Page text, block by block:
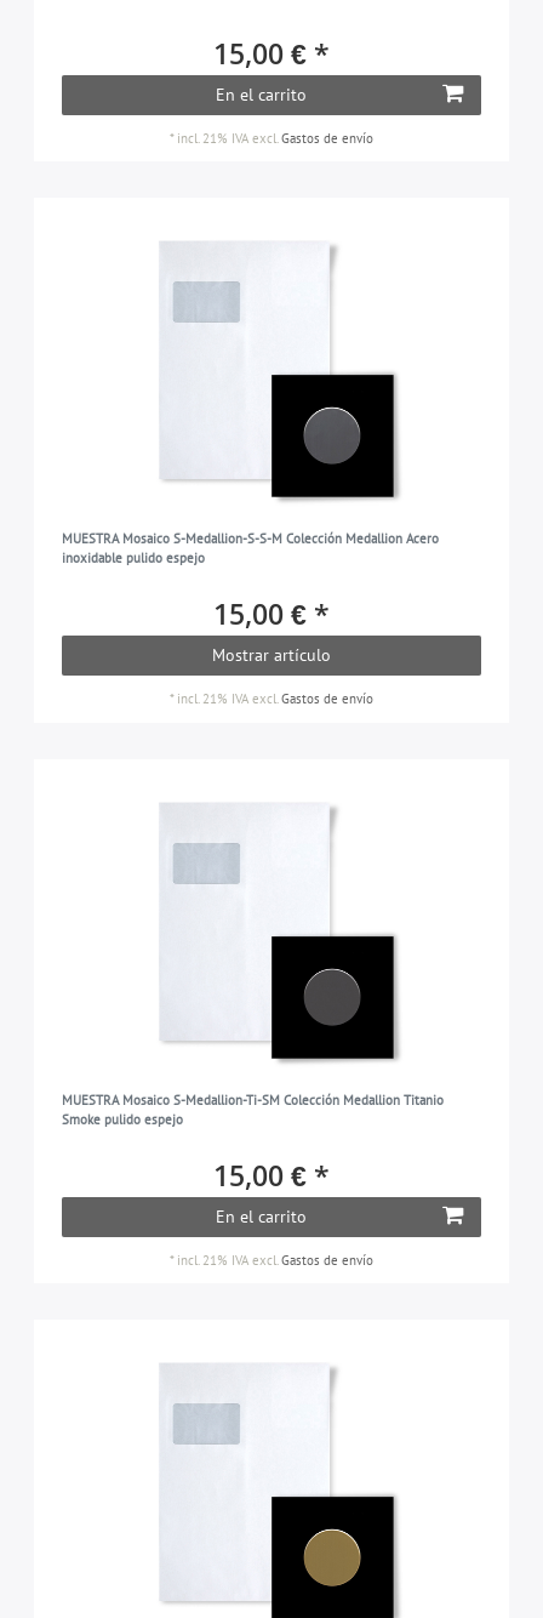
15,00 € *
En el carrito
* incl. 21% IVA excl.Gastos de envío
MUESTRA Mosaico S-Medallion-S-S-M Colección Medallion Acero
inoxidable pulido espejo
15,00 € *
Mostrar artículo
* incl. 21% IVA excl.Gastos de envío
MUESTRA Mosaico S-Medallion-Ti-SM Colección Medallion Titanio
Smoke pulido espejo
15,00 € *
En el carrito
* incl. 21% IVA excl. Gastos de envío